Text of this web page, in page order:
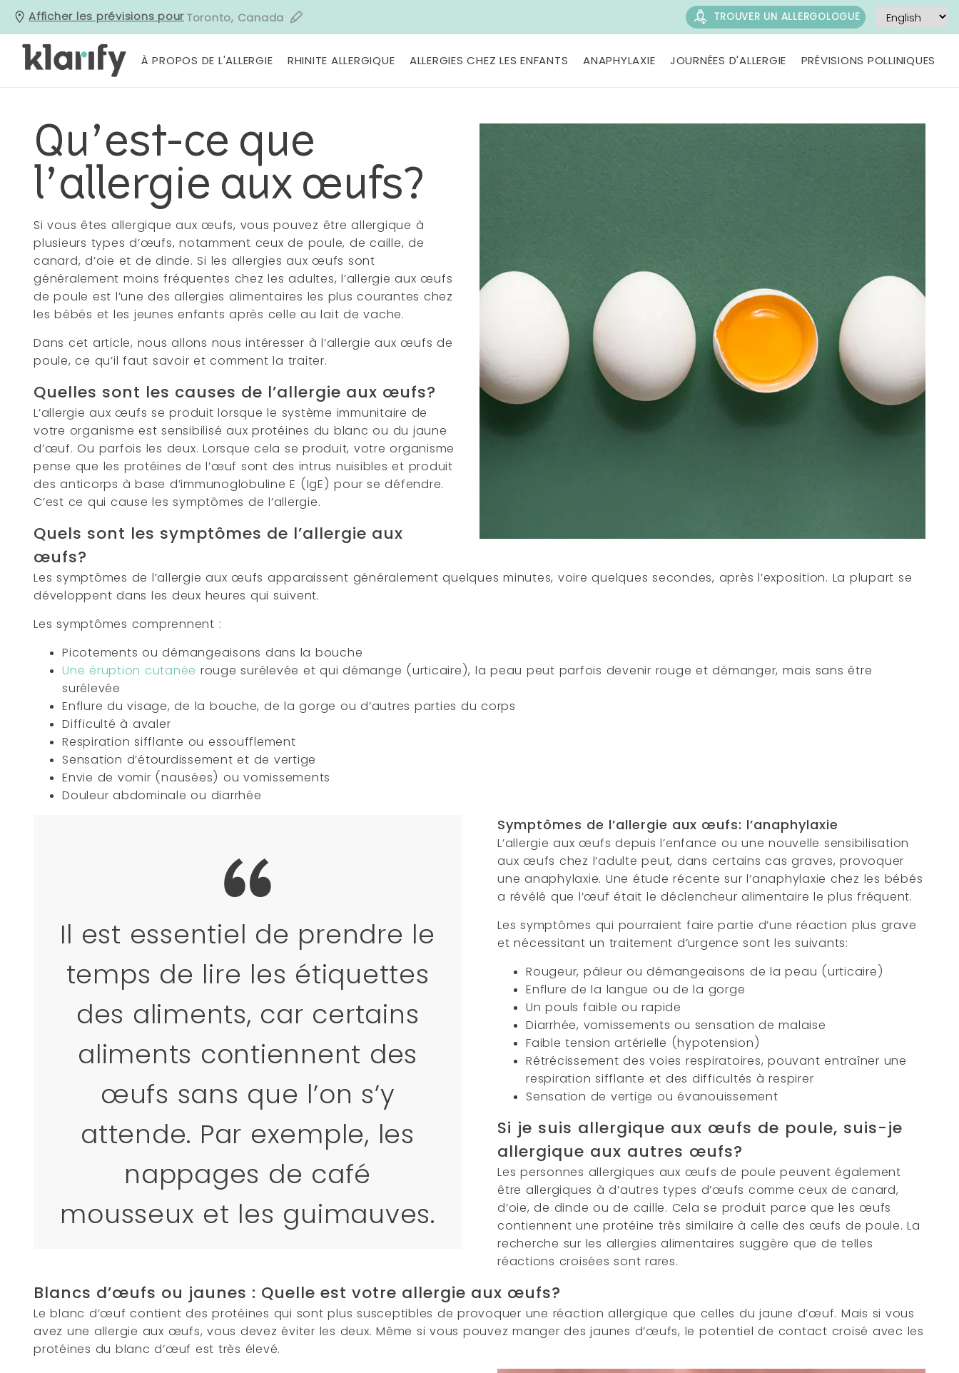
Afficher les prévisions pourToronto, Canada TROUVER UN ALLERGOLOGUE
À PROPOS DE L'ALLERGIE RHINITE ALLERGIQUE ALLERGIES CHEZ LES ENFANTS ANAPHYLAXIE JOURNÉES D'ALLERGIE PRÉVISIONS POLLINIQUES
Qu’est-ce que
l’allergie aux œufs?
Si vous êtes allergique aux œufs, vous pouvez être allergique à
plusieurs types d’œufs, notamment ceux de poule, de caille, de
canard, d’oie et de dinde. Si les allergies aux œufs sont
généralement moins fréquentes chez les adultes, l’allergie aux œufs
de poule est l’une des allergies alimentaires les plus courantes chez
les bébés et les jeunes enfants après celle au lait de vache.
Dans cet article, nous allons nous intéresser à l’allergie aux œufs de
poule, ce qu’il faut savoir et comment la traiter.
Quelles sont les causes de l’allergie aux œufs?
L’allergie aux œufs se produit lorsque le système immunitaire de
votre organisme est sensibilisé aux protéines du blanc ou du jaune
d’œuf. Ou parfois les deux. Lorsque cela se produit, votre organisme
pense que les protéines de l’œuf sont des intrus nuisibles et produit
des anticorps à base d’immunoglobuline E (IgE) pour se défendre.
C’est ce qui cause les symptômes de l’allergie.
Quels sont les symptômes de l’allergie aux
œufs?
Les symptômes de l’allergie aux œufs apparaissent généralement quelques minutes, voire quelques secondes, après l’exposition. La plupart se
développent dans les deux heures qui suivent.
Les symptômes comprennent :
Picotements ou démangeaisons dans la bouche
Une éruption cutanée rouge surélevée et qui démange (urticaire), la peau peut parfois devenir rouge et démanger, mais sans être
surélevée
Enflure du visage, de la bouche, de la gorge ou d’autres parties du corps
Difficulté à avaler
Respiration sifflante ou essoufflement
Sensation d’étourdissement et de vertige
Envie de vomir (nausées) ou vomissements
Douleur abdominale ou diarrhée
Il est essentiel de prendre le
temps de lire les étiquettes
des aliments, car certains
aliments contiennent des
œufs sans que l’on s’y
attende. Par exemple, les
nappages de café
mousseux et les guimauves.
Symptômes de l’allergie aux œufs: l’anaphylaxie
L’allergie aux œufs depuis l’enfance ou une nouvelle sensibilisation
aux œufs chez l’adulte peut, dans certains cas graves, provoquer
une anaphylaxie. Une étude récente sur l’anaphylaxie chez les bébés
a révélé que l’œuf était le déclencheur alimentaire le plus fréquent.
Les symptômes qui pourraient faire partie d’une réaction plus grave
et nécessitant un traitement d’urgence sont les suivants:
Rougeur, pâleur ou démangeaisons de la peau (urticaire)
Enflure de la langue ou de la gorge
Un pouls faible ou rapide
Diarrhée, vomissements ou sensation de malaise
Faible tension artérielle (hypotension)
Rétrécissement des voies respiratoires, pouvant entraîner une
respiration sifflante et des difficultés à respirer
Sensation de vertige ou évanouissement
Si je suis allergique aux œufs de poule, suis-je
allergique aux autres œufs?
Les personnes allergiques aux œufs de poule peuvent également
être allergiques à d’autres types d’œufs comme ceux de canard,
d’oie, de dinde ou de caille. Cela se produit parce que les œufs
contiennent une protéine très similaire à celle des œufs de poule. La
recherche sur les allergies alimentaires suggère que de telles
réactions croisées sont rares.
Blancs d’œufs ou jaunes : Quelle est votre allergie aux œufs?
Le blanc d’œuf contient des protéines qui sont plus susceptibles de provoquer une réaction allergique que celles du jaune d’œuf. Mais si vous
avez une allergie aux œufs, vous devez éviter les deux. Même si vous pouvez manger des jaunes d’œufs, le potentiel de contact croisé avec les
protéines du blanc d’œuf est très élevé.